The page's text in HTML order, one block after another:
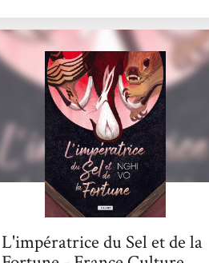
qu'iel rencontre. Accompagné de Presque-
Brillante, une oiselle à la mémoire infaillible
et au caractère bien trempé, Chih va, au
cours de ses pérégrinations, rencontrer
"gens de rien" qui s'avéreront d'une richesse
incroyable. Ces trois novellas dessinent un
paysage...
L'impératrice du Sel et de la